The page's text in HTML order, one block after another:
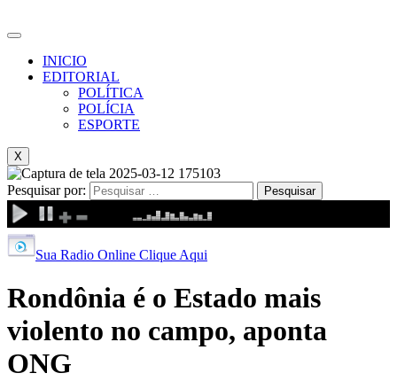
INICIO
EDITORIAL
POLÍTICA
POLÍCIA
ESPORTE
X
Pesquisar por:
Sua Radio Online Clique Aqui
Rondônia é o Estado mais
violento no campo, aponta
ONG